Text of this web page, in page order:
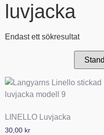
luvjacka
Endast ett sökresultat
LINELLO Luvjacka
30,00 kr